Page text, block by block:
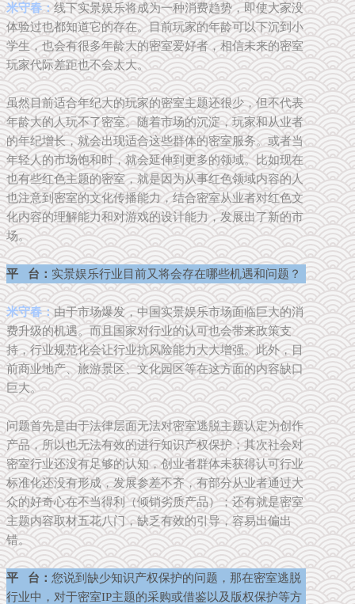
米守春：线下实景娱乐将成为一种消费趋势，即使大家没
体验过也都知道它的存在。目前玩家的年龄可以下沉到小
学生，也会有很多年龄大的密室爱好者，相信未来的密室
玩家代际差距也不会太大。
虽然目前适合年纪大的玩家的密室主题还很少，但不代表
年龄大的人玩不了密室。随着市场的沉淀，玩家和从业者
的年纪增长，就会出现适合这些群体的密室服务。或者当
年轻人的市场饱和时，就会延伸到更多的领域。比如现在
也有些红色主题的密室，就是因为从事红色领域内容的人
也注意到密室的文化传播能力，结合密室从业者对红色文
化内容的理解能力和对游戏的设计能力，发展出了新的市
场。
平 台： 实景娱乐行业目前又将会存在哪些机遇和问题？
米守春：由于市场爆发，中国实景娱乐市场面临巨大的消
费升级的机遇。而且国家对行业的认可也会带来政策支
持，行业规范化会让行业抗风险能力大大增强。此外，目
前商业地产、旅游景区、文化园区等在这方面的内容缺口
巨大。
问题首先是由于法律层面无法对密室逃脱主题认定为创作
产品，所以也无法有效的进行知识产权保护；其次社会对
密室行业还没有足够的认知，创业者群体未获得认可行业
标准化还没有形成，发展参差不齐，有部分从业者通过大
众的好奇心在不当得利（倾销劣质产品）；还有就是密室
主题内容取材五花八门，缺乏有效的引导，容易出偏出
错。
平 台： 您说到缺少知识产权保护的问题，那在密室逃脱
行业中，对于密室IP主题的采购或借鉴以及版权保护等方